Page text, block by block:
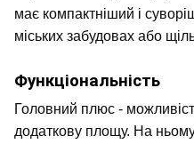
має компактніший і
міських забудовах або
Функціональність
Головний плюс -
додаткову площу. На